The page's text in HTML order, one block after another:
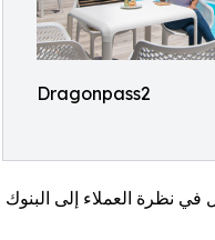
Dragonpass2
نظرة العملاء إلى البنوك